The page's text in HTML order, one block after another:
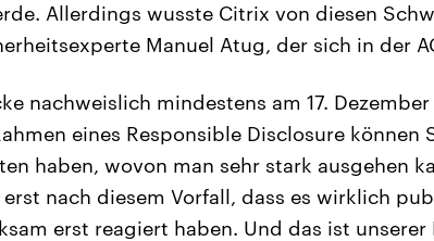
Allerdings wusste Citrix von diesen
Manuel Atug, der sich in der
nachweislich mindestens am 17.
eines Responsible Disclosure können
haben, wovon man sehr stark ausgehen
nach diesem Vorfall, dass es wirklich
erst reagiert haben. Und das ist unserer